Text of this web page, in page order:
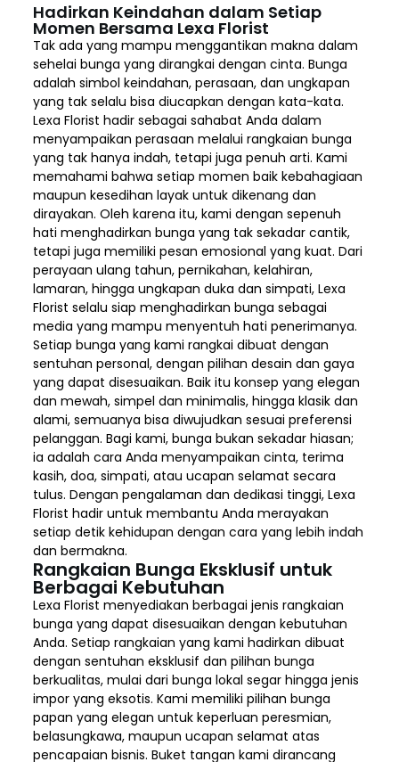
Hadirkan Keindahan dalam Setiap
Momen Bersama Lexa Florist
Tak ada yang mampu menggantikan makna dalam
sehelai bunga yang dirangkai dengan cinta. Bunga
adalah simbol keindahan, perasaan, dan ungkapan
yang tak selalu bisa diucapkan dengan kata-kata.
Lexa Florist hadir sebagai sahabat Anda dalam
menyampaikan perasaan melalui rangkaian bunga
yang tak hanya indah, tetapi juga penuh arti. Kami
memahami bahwa setiap momen baik kebahagiaan
maupun kesedihan layak untuk dikenang dan
dirayakan. Oleh karena itu, kami dengan sepenuh
hati menghadirkan bunga yang tak sekadar cantik,
tetapi juga memiliki pesan emosional yang kuat. Dari
perayaan ulang tahun, pernikahan, kelahiran,
lamaran, hingga ungkapan duka dan simpati, Lexa
Florist selalu siap menghadirkan bunga sebagai
media yang mampu menyentuh hati penerimanya.
Setiap bunga yang kami rangkai dibuat dengan
sentuhan personal, dengan pilihan desain dan gaya
yang dapat disesuaikan. Baik itu konsep yang elegan
dan mewah, simpel dan minimalis, hingga klasik dan
alami, semuanya bisa diwujudkan sesuai preferensi
pelanggan. Bagi kami, bunga bukan sekadar hiasan;
ia adalah cara Anda menyampaikan cinta, terima
kasih, doa, simpati, atau ucapan selamat secara
tulus. Dengan pengalaman dan dedikasi tinggi, Lexa
Florist hadir untuk membantu Anda merayakan
setiap detik kehidupan dengan cara yang lebih indah
dan bermakna.
Rangkaian Bunga Eksklusif untuk
Berbagai Kebutuhan
Lexa Florist menyediakan berbagai jenis rangkaian
bunga yang dapat disesuaikan dengan kebutuhan
Anda. Setiap rangkaian yang kami hadirkan dibuat
dengan sentuhan eksklusif dan pilihan bunga
berkualitas, mulai dari bunga lokal segar hingga jenis
impor yang eksotis. Kami memiliki pilihan bunga
papan yang elegan untuk keperluan peresmian,
belasungkawa, maupun ucapan selamat atas
pencapaian bisnis. Buket tangan kami dirancang